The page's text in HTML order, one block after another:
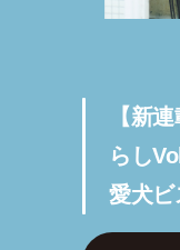
【新
らし
愛犬ビ